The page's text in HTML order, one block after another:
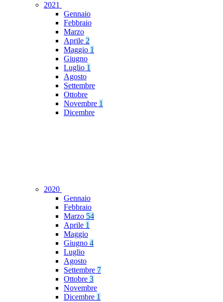
2021
Gennaio
Febbraio
Marzo
Aprile 2
Maggio 1
Giugno
Luglio 1
Agosto
Settembre
Ottobre
Novembre 1
Dicembre
2020
Gennaio
Febbraio
Marzo 54
Aprile 1
Maggio
Giugno 4
Luglio
Agosto
Settembre 7
Ottobre 3
Novembre
Dicembre 1